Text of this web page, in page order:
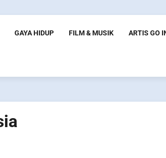
GAYA HIDUP FILM & MUSIK ARTIS GO